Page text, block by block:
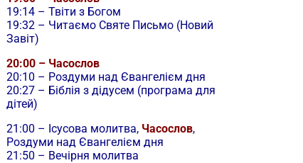
19:14 – Твіти з Богом
19:32 – Читаємо Святе Письмо (Новий
Завіт)
20:00 – Часослов
20:10 – Роздуми над Євангелієм дня
20:27 – Біблія з дідусем (програма для
дітей)
21:00 – Ісусова молитва, Часослов,
Роздуми над Євангелієм дня
21:50 – Вечірня молитва